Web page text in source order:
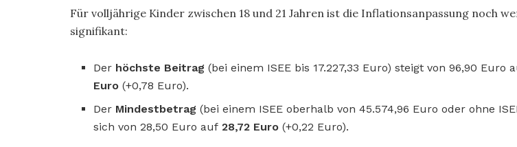
Für volljährige Kinder zwischen 18 und 21 Jahren ist die Inflationsanpassung noch
signifikant:
Der höchste Beitrag (bei einem ISEE bis 17.227,33 Euro) steigt von 96,90 Euro
Euro (+0,78 Euro).
Der Mindestbetrag (bei einem ISEE oberhalb von 45.574,96 Euro oder ohne
sich von 28,50 Euro auf28,72 Euro (+0,22 Euro).